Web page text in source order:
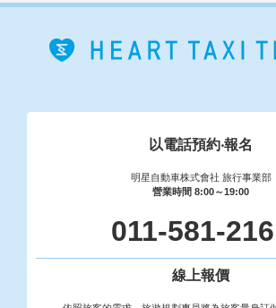
以電話預約‧報名
明星自動車株式會社 旅行事業部
營業時間 8:00～19:00
011-581-
線上報價